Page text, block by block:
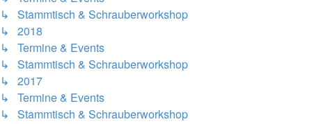
↳ Stammtisch & Schrauberworkshop
↳ 2018
↳ Termine & Events
↳ Stammtisch & Schrauberworkshop
↳ 2017
↳ Termine & Events
↳ Stammtisch & Schrauberworkshop